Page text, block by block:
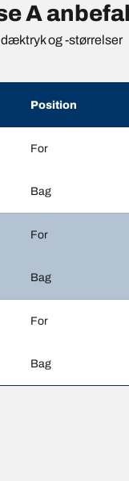
A
og -størrelser
Position
For
Bag
For
Bag
For
Bag